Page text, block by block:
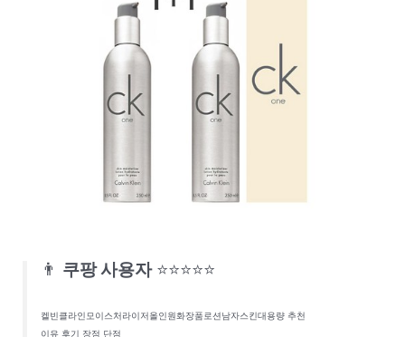
👨 쿠팡 사용자 ⭐⭐⭐⭐⭐
켈빈클라인모이스처라이저올인원화장품로션남자스킨대용량 추천
이유 후기 장점 단점